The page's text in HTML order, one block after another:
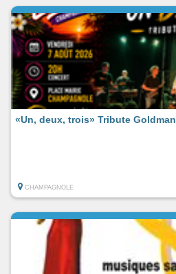
«Un, deux, trois» Tribute Goldman
CHAMPAGNOLE